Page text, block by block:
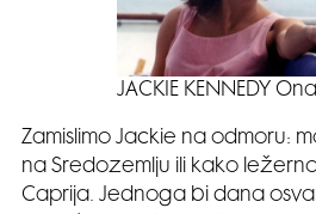
JACKIE KENNEDY
Zamislimo Jackie na odmoru:
na Sredozemlju ili kako
Caprija. Jednoga bi dana